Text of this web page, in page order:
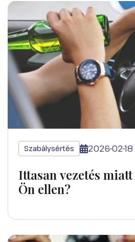
Szabálysértés 2026-02-18
Ittasan vezetés
Ön ellen?